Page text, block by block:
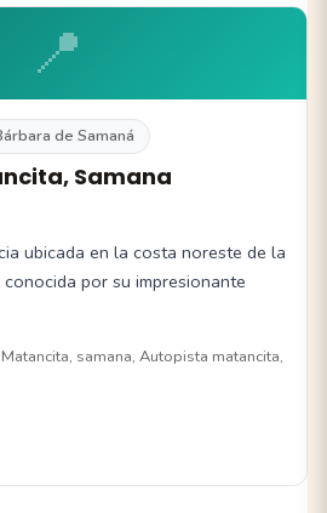
📍
de Samaná
Samana
ubicada en la costa noreste de la
por su impresionante
samana, Autopista matancita,